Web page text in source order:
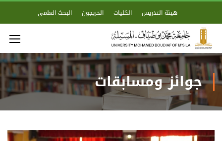
هيئة التدريس الكليات الخريجون البحث العلمي
جوائز ومسابقات